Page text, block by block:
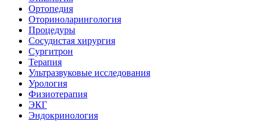
Ортопедия
Оториноларингология
Процедуры
Сосудистая хирургия
Сургитрон
Терапия
Ультразвуковые исследования
Урология
Физиотерапия
ЭКГ
Эндокринология